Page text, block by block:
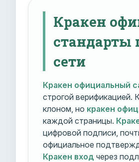
Кракен
стандарты
сети
Кракен официальный
строгой верификацией.
клоном, но кракен
каждой страницы.
цифровой подписи,
официальное
Кракен вход через